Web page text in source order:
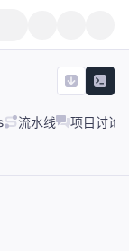
流水线 项目讨论